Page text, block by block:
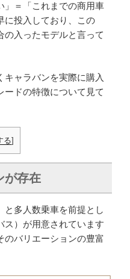
」＝「これまでの商用車
に投入しており、この
の入ったモデルと言って
キャラバンを実際に購入
ードの特徴について見て
る]
が存在
と多人数乗車を前提とし
ス）が用意されています
のバリエーションの豊富